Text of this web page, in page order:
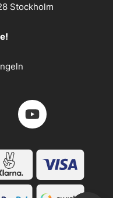
Stockholm